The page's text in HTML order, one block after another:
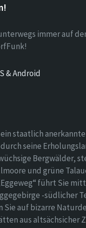
immer auf
& Android
staatlich
seine
Bergwälder,
und grüne
führt Sie
-südlicher
Sie auf bizarre
aus altsächsicher